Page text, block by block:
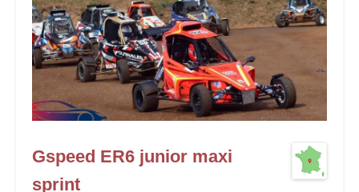
Gspeed ER6 junior maxi
sprint